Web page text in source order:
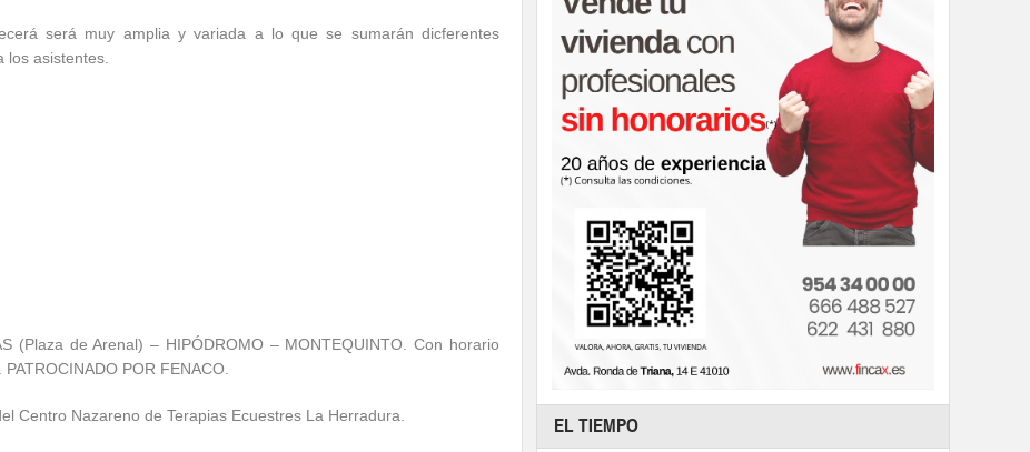
será muy amplia y variada a lo que se sumarán dicferentes
los asistentes.
(Plaza de Arenal) – HIPÓDROMO – MONTEQUINTO. Con horario
POR FENACO.
Centro Nazareno de Terapias Ecuestres La Herradura. EL TIEMPO